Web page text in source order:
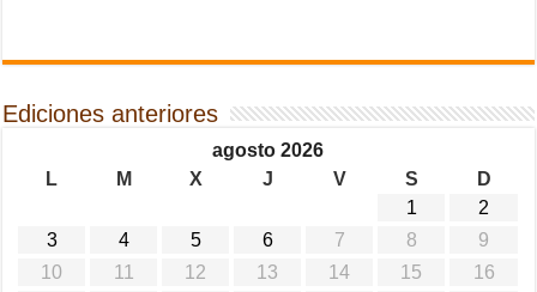
Ediciones anteriores
agosto 2026
L
M X J V S
D
1
2
3
4 5 6 7 8
9
10
11 12 13 14 15
16